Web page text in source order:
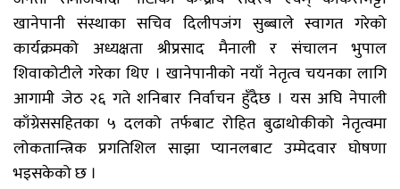
खानेपानी संस्थाका सचिव दिलीपजंग सुब्बाले स्वागत गरेको
कार्यक्रमको अध्यक्षता श्रीप्रसाद मैनाली र संचालन भुपाल
शिवाकोटीले गरेका थिए । खानेपानीको नयाँ नेतृत्व चयनका लागि
आगामी जेठ २६ गते शनिबार निर्वाचन हुँदैछ । यस अघि नेपाली
काँग्रेससहितका ५ दलको तर्फबाट रोहित बुढाथोकीको नेतृत्वमा
लोकतान्त्रिक प्रगतिशिल साझा प्यानलबाट उम्मेदवार घोषणा
भइसकेको छ ।